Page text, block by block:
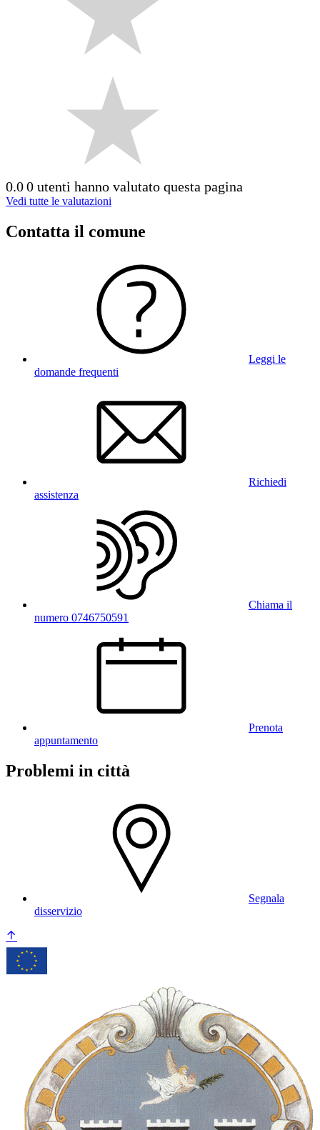
0.00 utenti hanno valutato questa pagina
Vedi tutte le valutazioni
Contatta il comune
Leggi le
domande frequenti
Richiedi
assistenza
Chiama il
numero 0746750591
Prenota
appuntamento
Problemi in città
Segnala
disservizio